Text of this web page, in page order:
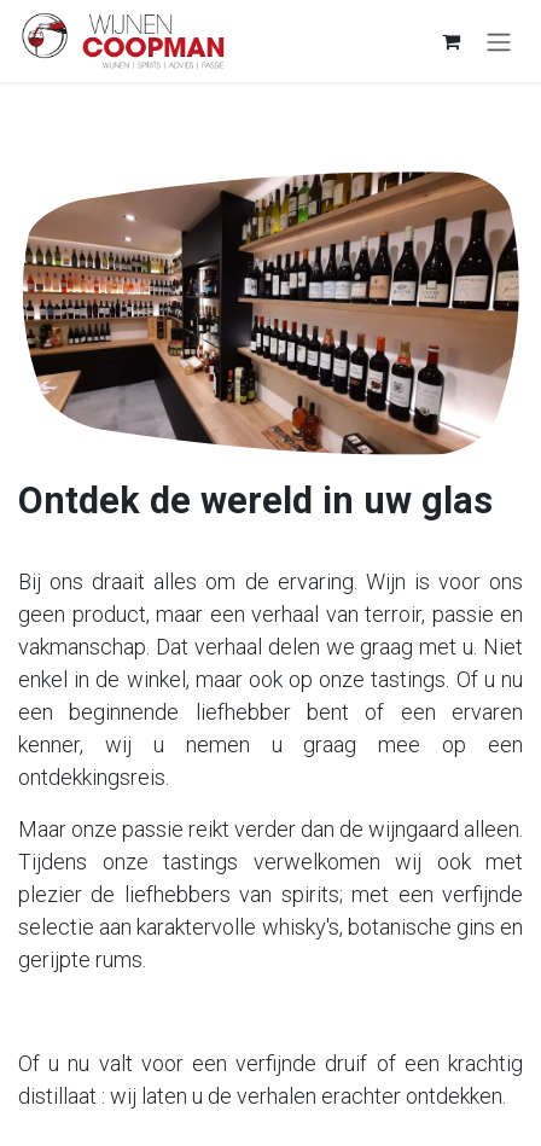
Overslaan naar inhoud
Ontdek de wereld in uw glas
Bij ons draait alles om de ervaring. Wijn is voor ons
geen product, maar een verhaal van terroir, passie en
vakmanschap. Dat verhaal delen we graag met u. Niet
enkel in de winkel, maar ook op onze tastings. Of u nu
een beginnende liefhebber bent of een ervaren
kenner, wij u nemen u graag mee op een
ontdekkingsreis.
Maar onze passie reikt verder dan de wijngaard alleen.
Tijdens onze tastings verwelkomen wij ook met
plezier de liefhebbers van spirits; met een verfijnde
selectie aan karaktervolle whisky's, botanische gins en
gerijpte rums.
Of u nu valt voor een verfijnde druif of een krachtig
distillaat : wij laten u de verhalen erachter ontdekken.